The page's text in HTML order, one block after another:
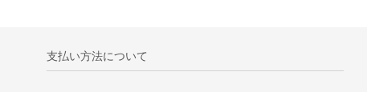
支払い方法について